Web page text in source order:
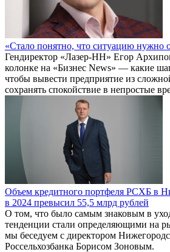
«Стало понятно, что ситуацию нужно
Гендиректор «Лазер-НН» Егор
колонке на «Бизнес News» — какие
чтобы вывести предприятие из
сохранять спокойствие в непростые
Объем кредитного портфеля РСХБ в
в 2024 превысил 55,5 млрд рублей
О том, что было самым знаковым в
тенденции стали определяющими на
мы беседуем с директором
Россельхозбанка Борисом Зоновым.